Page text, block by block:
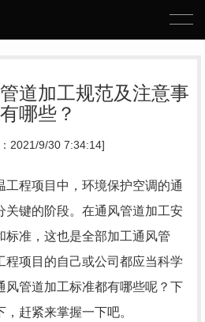
道加工规范及注意事
哪些？
2021/9/30 7:34:14]
工程项目中，环境保护空调的通
关键的阶段。在通风管道加工安
标准，这也是全部加工通风管
程项目的自己或公司都应当科学
风管道加工标准都有哪些呢？下
赶紧来掌握一下吧。